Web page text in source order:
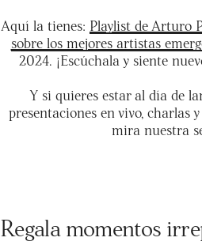
Aquí la tienes: Playlist de Arturo
sobre los mejores artistas
2024. ¡Escúchala y siente
Y si quieres estar al día de
presentaciones en vivo, charlas
mira nuestra
Regala momentos